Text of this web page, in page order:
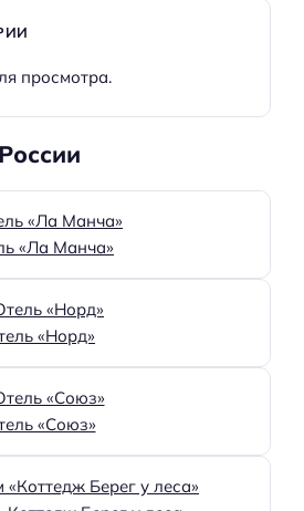
просмотра.
«Ла Манча»
«Норд»
«Союз»